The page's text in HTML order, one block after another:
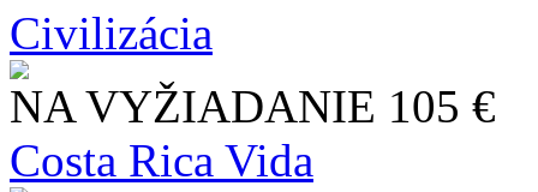
Civilizácia
NA VYŽIADANIE 105 €
Costa Rica Vida